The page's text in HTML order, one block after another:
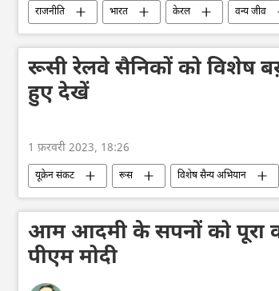
राजनीति भारत केरल वन्य जीव
रूसी रेलवे सैनिकों को विशेष
हुए देखें
1 फ़रवरी 2023, 18:26
यूक्रेन संकट रूस विशेष सैन्य अभियान
सैनिक सहायता
यूक्रेन
आम आदमी के सपनों को पूरा
पीएम मोदी